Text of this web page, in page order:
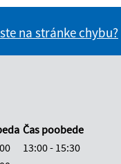
na stránke chybu?
Čas poobede
13:00 - 15:30